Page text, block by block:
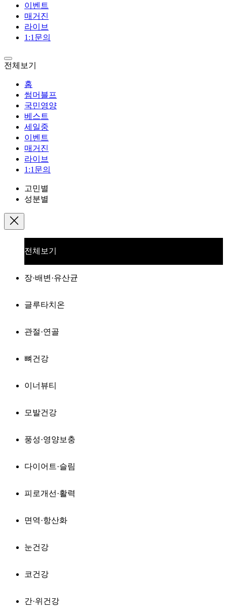
이벤트
매거진
라이브
1:1문의
전체보기
홈
썸머블프
국민영양
베스트
세일중
이벤트
매거진
라이브
1:1문의
고민별
성분별
전체보기
장·배변·유산균
글루타치온
관절·연골
뼈건강
이너뷰티
모발건강
풍성·영양보충
다이어트·슬림
피로개선·활력
면역·항산화
눈건강
코건강
간·위건강